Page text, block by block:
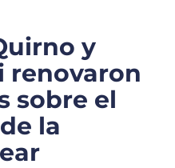
y
renovaron
sobre el
la